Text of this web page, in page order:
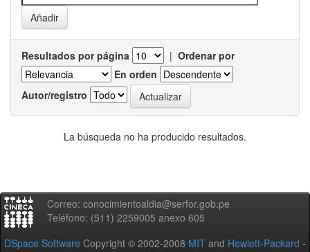
Resultados por página | Ordenar por
En orden
Autor/registro
La búsqueda no ha producido resultados.
Correo: conocimientoaldia@serfor.gob.pe
Teléfono: (511) 2259005 anexo 605
DSpace Software Copyright © 2002-2008 MIT and Hewlett-Packard -